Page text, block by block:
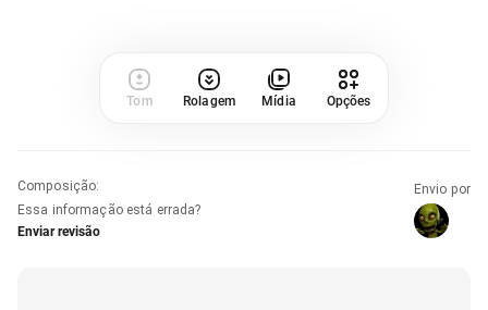
Tom Rolagem Mídia Opções
Composição:
Essa informação está errada?
Enviar revisão
Envio por